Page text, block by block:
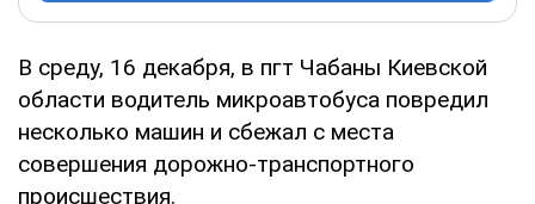
В среду, 16 декабря, в пгт Чабаны Киевской
области водитель микроавтобуса повредил
несколько машин и сбежал с места
совершения дорожно-транспортного
происшествия.